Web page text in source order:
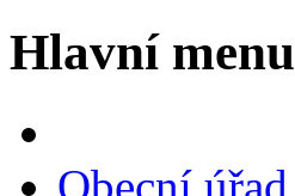
Hlavní menu